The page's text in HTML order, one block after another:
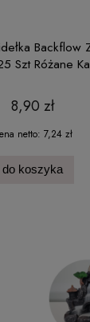
Backflow
Szt Różane
8,90 zł
netto: 7,24 zł
do koszyka